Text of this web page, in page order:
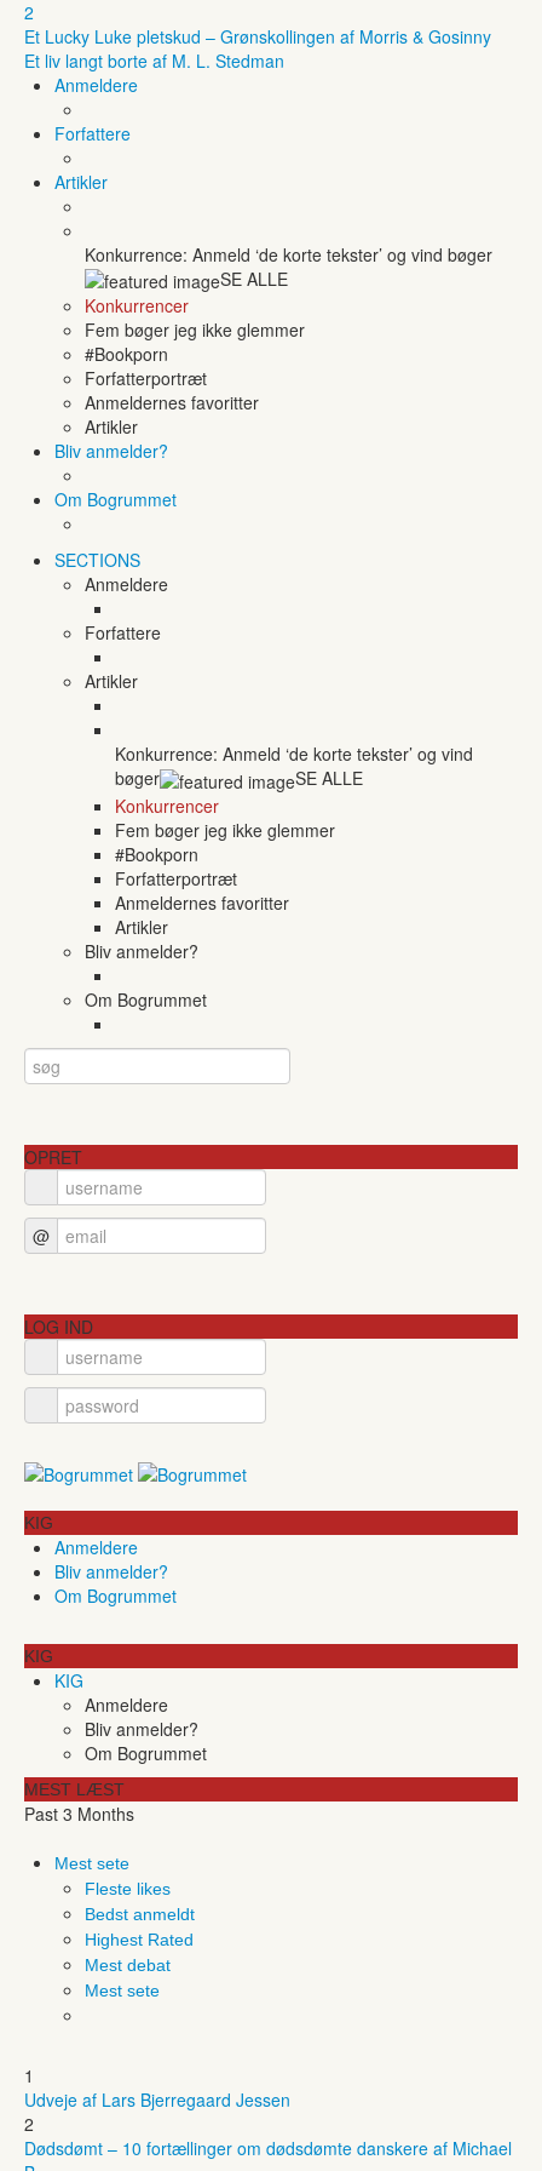
2
Et Lucky Luke pletskud – Grønskollingen af Morris & Gosinny
Et liv langt borte af M. L. Stedman
Anmeldere
Forfattere
Artikler
Konkurrence: Anmeld ‘de korte tekster’ og vind bøger
SE ALLE
Konkurrencer
Fem bøger jeg ikke glemmer
#Bookporn
Forfatterportræt
Anmeldernes favoritter
Artikler
Bliv anmelder?
Om Bogrummet
SECTIONS
Anmeldere
Forfattere
Artikler
Konkurrence: Anmeld ‘de korte tekster’ og vind
bøger
SE ALLE
Konkurrencer
Fem bøger jeg ikke glemmer
#Bookporn
Forfatterportræt
Anmeldernes favoritter
Artikler
Bliv anmelder?
Om Bogrummet
OPRET
@
LOG IND
KIG
Anmeldere
Bliv anmelder?
Om Bogrummet
KIG
KIG
Anmeldere
Bliv anmelder?
Om Bogrummet
MEST LÆST
Past 3 Months
Mest sete
Fleste likes
Bedst anmeldt
Highest Rated
Mest debat
Mest sete
1
Udveje af Lars Bjerregaard Jessen
2
Dødsdømt – 10 fortællinger om dødsdømte danskere af Michael